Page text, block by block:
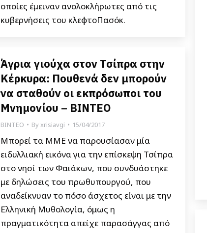
οποίες έμειναν ανολοκλήρωτες από τις
κυβερνήσεις του κλεφτοΠασόκ.
Άγρια γιούχα στον Τσίπρα στην
Κέρκυρα: Πουθενά δεν μπορούν
να σταθούν οι εκπρόσωποι του
Μνημονίου – BINTEO
ΒΙΝΤΕΟ Byxrisiavgi 15/04/2017
Μπορεί τα ΜΜΕ να παρουσίασαν μία
ειδυλλιακή εικόνα για την επίσκεψη Τσίπρα
στο νησί των Φαιάκων, που συνδυάστηκε
με δηλώσεις του πρωθυπουργού, που
αναδείκνυαν το πόσο άσχετος είναι με την
Ελληνική Μυθολογία, όμως η
πραγματικότητα απείχε παρασάγγας από